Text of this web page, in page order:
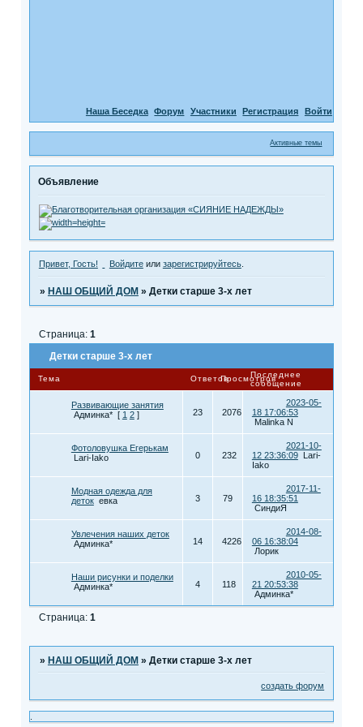
Наша Беседка Форум Участники Регистрация Войти
Активные темы
Объявление
Привет, Гость! Войдитеили зарегистрируйтесь.
» НАШ ОБЩИЙ ДОМ » Детки старше 3-х лет
Детки старше 3-х лет
Страница: 1
Тема ОтветовПросмотровПоследнее
сообщение
Развивающие занятия
Админка* [ 1 2 ] 23 2076
2023-05-
18 17:06:53
Malinka N
Фотоловушка Егерькам
Lari-Iako
0 232
2021-10-
12 23:36:09 Lari-
Iako
Модная одежда для
деток евка 3 79
2017-11-
16 18:35:51
СиндиЯ
Увлечения наших деток
Админка*
14 4226
2014-08-
06 16:38:04
Лорик
Наши рисунки и поделки
Админка*
4 118
2010-05-
21 20:53:38
Админка*
Страница: 1
» НАШ ОБЩИЙ ДОМ » Детки старше 3-х лет
создать форум